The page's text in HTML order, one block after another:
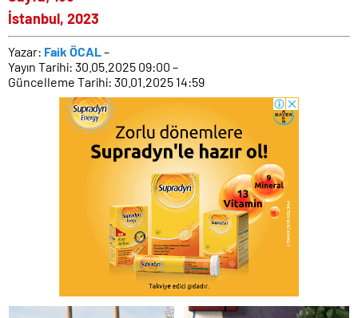
İstanbul, 2023
Yazar: Faik ÖCAL–
Yayın Tarihi: 30.05.2025 09:00 –
Güncelleme Tarihi: 30.01.2025 14:59